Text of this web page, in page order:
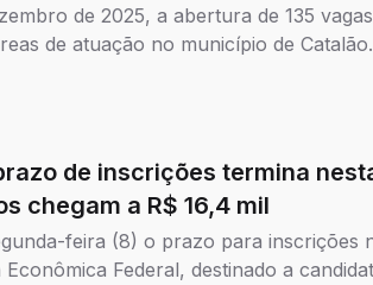
de 2025, a abertura de 135
de atuação no município de Catalão.
de inscrições termina
chegam a R$ 16,4 mil
feira (8) o prazo para inscrições
Federal, destinado a